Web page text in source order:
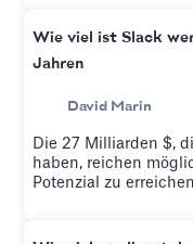
Wie viel ist Slack
Jahren
David Marin
Die 27 Milliarden $,
haben, reichen
Potenzial zu